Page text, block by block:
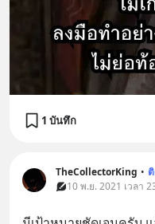
1 บันทึก
TheCollectorKing •
10 พ.ย. 2021 เวลา